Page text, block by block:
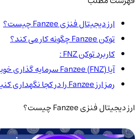
ارز دیجیتال فنزی Fanzee چیست؟
توکن Fanzee چگونه کار می کند؟
کاربرد توکن FNZ :
آیا Fanzee (FNZ) سرمایه گذاری خوبی است؟
رمز ارز Fanzee را در کجا نگهداری کنیم؟
ارز دیجیتال فنزی Fanzee چیست؟